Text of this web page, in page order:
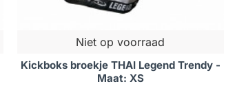
Niet op voorraad
Kickboks broekje THAI Legend Trendy -
Maat: XS